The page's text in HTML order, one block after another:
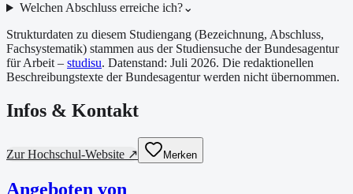
Welchen Abschluss erreiche ich?⌄
Strukturdaten zu diesem Studiengang (Bezeichnung, Abschluss,
Fachsystematik) stammen aus der Studiensuche der Bundesagentur
für Arbeit – studisu. Datenstand: Juli 2026. Die redaktionellen
Beschreibungstexte der Bundesagentur werden nicht übernommen.
Infos & Kontakt
Zur Hochschul-Website ↗ Merken
Angeboten von